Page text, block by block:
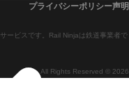
での列車
までの列車All Rights Reserved © 2026
ービスです。Rail Ninjaは鉄道事業者で
プライバシーポリシー声明